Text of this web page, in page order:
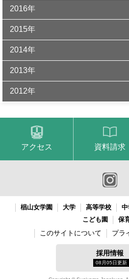
2016年
2015年
2014年
2013年
2012年
アクセス 資料請求
椙山女学園 大学 高等学校
こども園
保
このサイトについて プラ
採用情報
08月05日更新